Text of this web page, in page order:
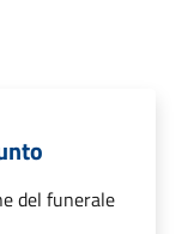
del funerale